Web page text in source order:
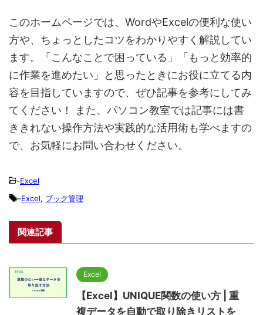
このホームページでは、WordやExcelの便利な使い
方や、ちょっとしたコツをわかりやすく解説してい
ます。「こんなことで困っている」「もっと効率的
に作業を進めたい」と思ったときにお役に立てる内
容を目指していますので、ぜひ記事を参考にしてみ
てください！ また、パソコン教室では記事には書
ききれない操作方法や実践的な活用術も学べますの
で、お気軽にお問い合わせください。
-Excel
-Excel, ブック管理
関連記事
Excel
【Excel】UNIQUE関数の使い方 | 重
複データを自動で取り除きリストを